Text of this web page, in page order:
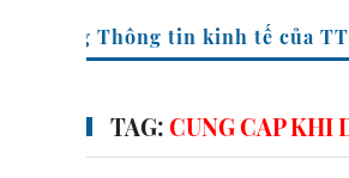
Trang Thông tin kinh tế
TAG:CUNG CAP KHI